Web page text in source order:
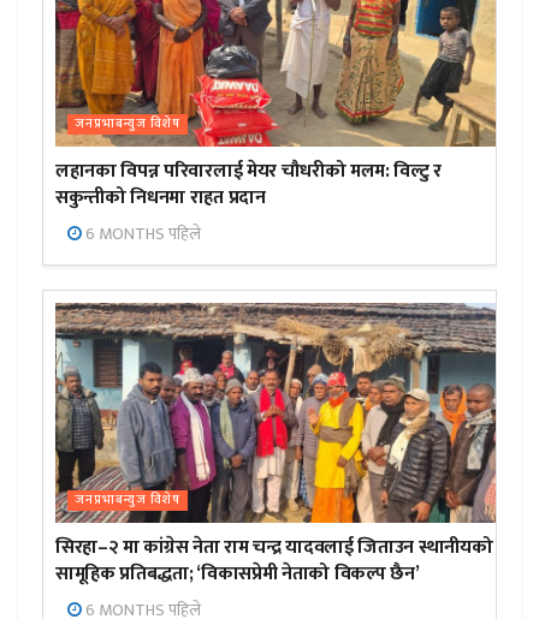
जनप्रभाबन्युज विशेष
लहानका विपन्न परिवारलाई मेयर चौधरीको मलम: विल्टु र
सकुन्तीको निधनमा राहत प्रदान
6 MONTHS पहिले
जनप्रभाबन्युज विशेष
सिरहा–२ मा कांग्रेस नेता राम चन्द्र यादवलाई जिताउन स्थानीयको
सामूहिक प्रतिबद्धता; ‘विकासप्रेमी नेताको विकल्प छैन’
6 MONTHS पहिले